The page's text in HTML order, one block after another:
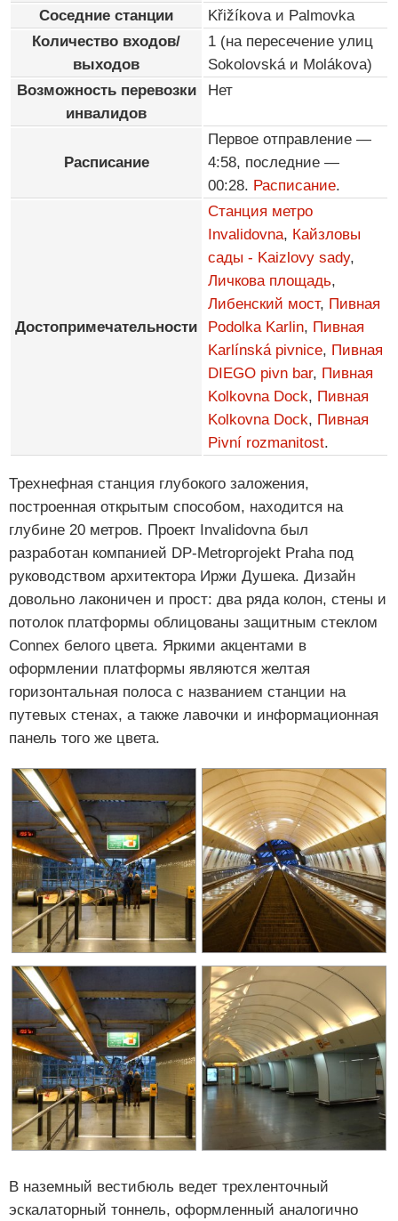
Соседние станции
Křižíkova и Palmovka
Количество входов/
выходов
1 (на пересечение улиц
Sokolovská и Molákova)
Возможность перевозки
инвалидов
Нет
Расписание
Первое отправление —
4:58, последние —
00:28. Расписание.
Достопримечательности
Станция метро
Invalidovna, Кайзловы
сады - Kaizlovy sady,
Личкова площадь,
Либенский мост, Пивная
Podolka Karlin, Пивная
Karlínská pivnice, Пивная
DIEGO pivn bar, Пивная
Kolkovna Dock, Пивная
Kolkovna Dock, Пивная
Pivní rozmanitost.
Трехнефная станция глубокого заложения,
построенная открытым способом, находится на
глубине 20 метров. Проект Invalidovna был
разработан компанией DP-Metroprojekt Praha под
руководством архитектора Иржи Душека. Дизайн
довольно лаконичен и прост: два ряда колон, стены и
потолок платформы облицованы защитным стеклом
Connex белого цвета. Яркими акцентами в
оформлении платформы являются желтая
горизонтальная полоса с названием станции на
путевых стенах, а также лавочки и информационная
панель того же цвета.
В наземный вестибюль ведет трехленточный
эскалаторный тоннель, оформленный аналогично